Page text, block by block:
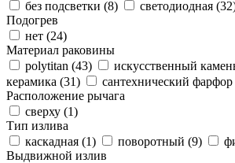
без подсветки (8) светодиодная (32
Подогрев
нет (24)
Материал раковины
polytitan (43) искусственный
керамика (31) сантехнический фарфор
Расположение рычага
сверху (1)
Тип излива
каскадная (1) поворотный (9)
Выдвижной излив